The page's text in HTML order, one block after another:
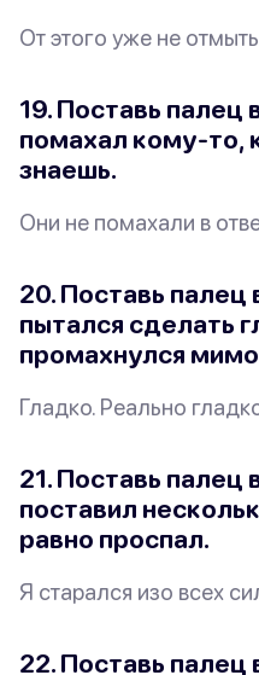
От этого уже не
19. Поставь палец
помахал кому-то,
знаешь.
Они не помахали в
20. Поставь палец
пытался сделать
промахнулся
Гладко. Реально
21. Поставь палец
поставил
равно проспал.
Я старался изо всех
22. Поставь палец